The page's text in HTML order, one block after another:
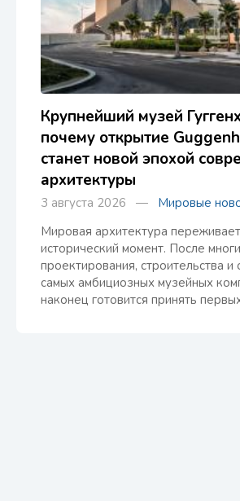
Крупнейший музей
почему открытие
станет новой эпохой
архитектуры
3 августа 2026 — Мировые
Мировая архитектура
исторический момент. После
проектирования, строительства
самых амбициозных музейных
наконец готовится принять